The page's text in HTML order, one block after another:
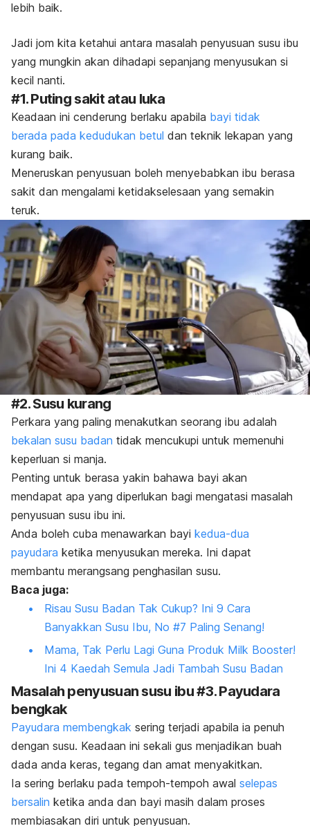
lebih baik.
Jadi jom kita ketahui antara masalah penyusuan susu ibu
yang mungkin akan dihadapi sepanjang menyusukan si
kecil nanti.
#1. Puting sakit atau luka
Keadaan ini cenderung berlaku apabila bayi tidak
berada pada kedudukan betul dan teknik lekapan yang
kurang baik.
Meneruskan penyusuan boleh menyebabkan ibu berasa
sakit dan mengalami ketidakselesaan yang semakin
teruk.
#2. Susu kurang
Perkara yang paling menakutkan seorang ibu adalah
bekalan susu badan tidak mencukupi untuk memenuhi
keperluan si manja.
Penting untuk berasa yakin bahawa bayi akan
mendapat apa yang diperlukan bagi mengatasi masalah
penyusuan susu ibu ini.
Anda boleh cuba menawarkan bayi kedua-dua
payudara ketika menyusukan mereka. Ini dapat
membantu merangsang penghasilan susu.
Baca juga:
Risau Susu Badan Tak Cukup? Ini 9 Cara
Banyakkan Susu Ibu, No #7 Paling Senang!
Mama, Tak Perlu Lagi Guna Produk Milk Booster!
Ini 4 Kaedah Semula Jadi Tambah Susu Badan
Masalah penyusuan susu ibu #3. Payudara
bengkak
Payudara membengkak sering terjadi apabila ia penuh
dengan susu. Keadaan ini sekali gus menjadikan buah
dada anda keras, tegang dan amat menyakitkan.
Ia sering berlaku pada tempoh-tempoh awal selepas
bersalin ketika anda dan bayi masih dalam proses
membiasakan diri untuk penyusuan.